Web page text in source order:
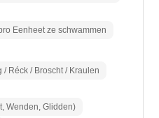
Eenheet ze schwammen
Réck / Broscht / Kraulen
Wenden, Glidden)